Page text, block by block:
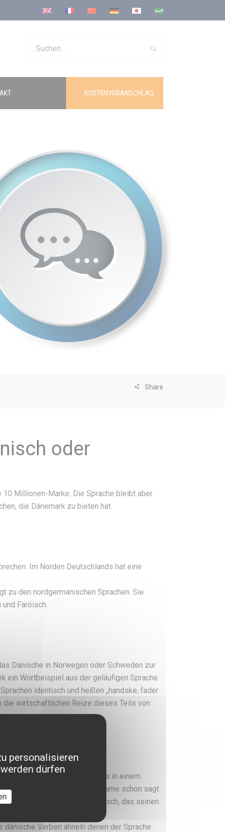
Search
KOSTENVORANSCHLAG
Share
oder
Millionen-Marke. Die Sprache bleibt aber
die Dänemark zu bieten hat.
Im Norden Deutschlands hat eine
zu den nordgermanischen Sprachen. Sie
Färöisch.
Dänische in Norwegen oder Schweden zur
ein Wortbeispiel aus der geläufigen Sprache
identisch und heißen „handske, fader
die wirtschaftlichen Reize dieses Teils von
das jütländische Dänisch, das in einem
das wie es der Name schon sagt
schließlich das Bornholmdänisch, das seinen
Verben ähneln denen der Sprache
personalisieren
dürfen